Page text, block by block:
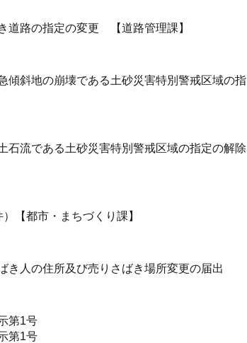
道路の指定の変更 【道路管理課】
傾斜地の崩壊である土砂災害特別警戒区域の指
流である土砂災害特別警戒区域の指定の解除
【都市・まちづくり課】
き人の住所及び売りさばき場所変更の届出
第1号
第1号